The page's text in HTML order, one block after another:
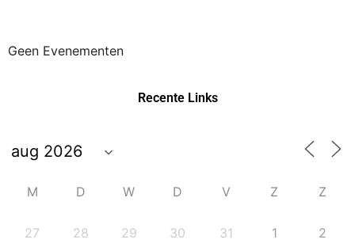
Geen Evenementen
Recente Links
M D W D V Z Z
27 28 29 30 31 1 2